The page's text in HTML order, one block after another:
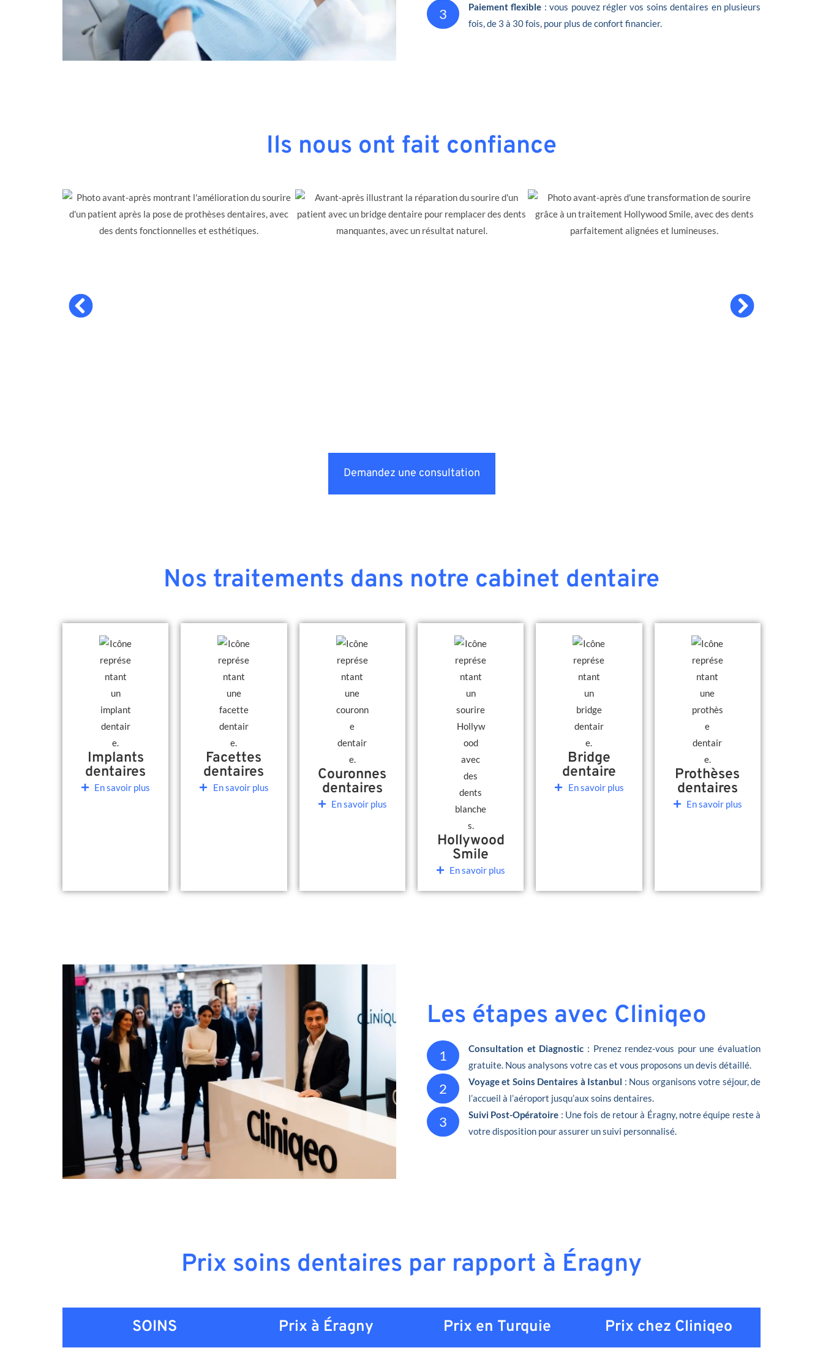
3 Paiement flexible : vous pouvez régler vos soins dentaires en plusieurs
fois, de 3 à 30 fois, pour plus de confort financier.
Ils nous ont fait confiance
Demandez une consultation
Nos traitements dans notre cabinet dentaire
Implants
dentaires
En savoir plus
Facettes
dentaires
En savoir plus
Couronnes
dentaires
En savoir plus
Hollywood
Smile
En savoir plus
Bridge
dentaire
En savoir plus
Prothèses
dentaires
En savoir plus
Les étapes avec Cliniqeo
1 Consultation et Diagnostic : Prenez rendez-vous pour une évaluation
gratuite. Nous analysons votre cas et vous proposons un devis détaillé.
2 Voyage et Soins Dentaires à Istanbul : Nous organisons votre séjour, de
l’accueil à l’aéroport jusqu’aux soins dentaires.
3 Suivi Post-Opératoire : Une fois de retour à Éragny, notre équipe reste à
votre disposition pour assurer un suivi personnalisé.
Prix soins dentaires par rapport à Éragny
SOINS Prix à Éragny Prix en Turquie Prix chez Cliniqeo